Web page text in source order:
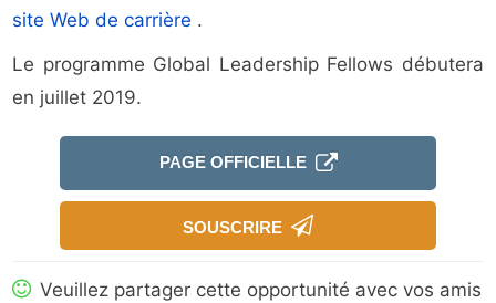
site Web de carrière .
Le programme Global Leadership Fellows débutera
en juillet 2019.
PAGE OFFICIELLE
SOUSCRIRE
Veuillez partager cette opportunité avec vos amis